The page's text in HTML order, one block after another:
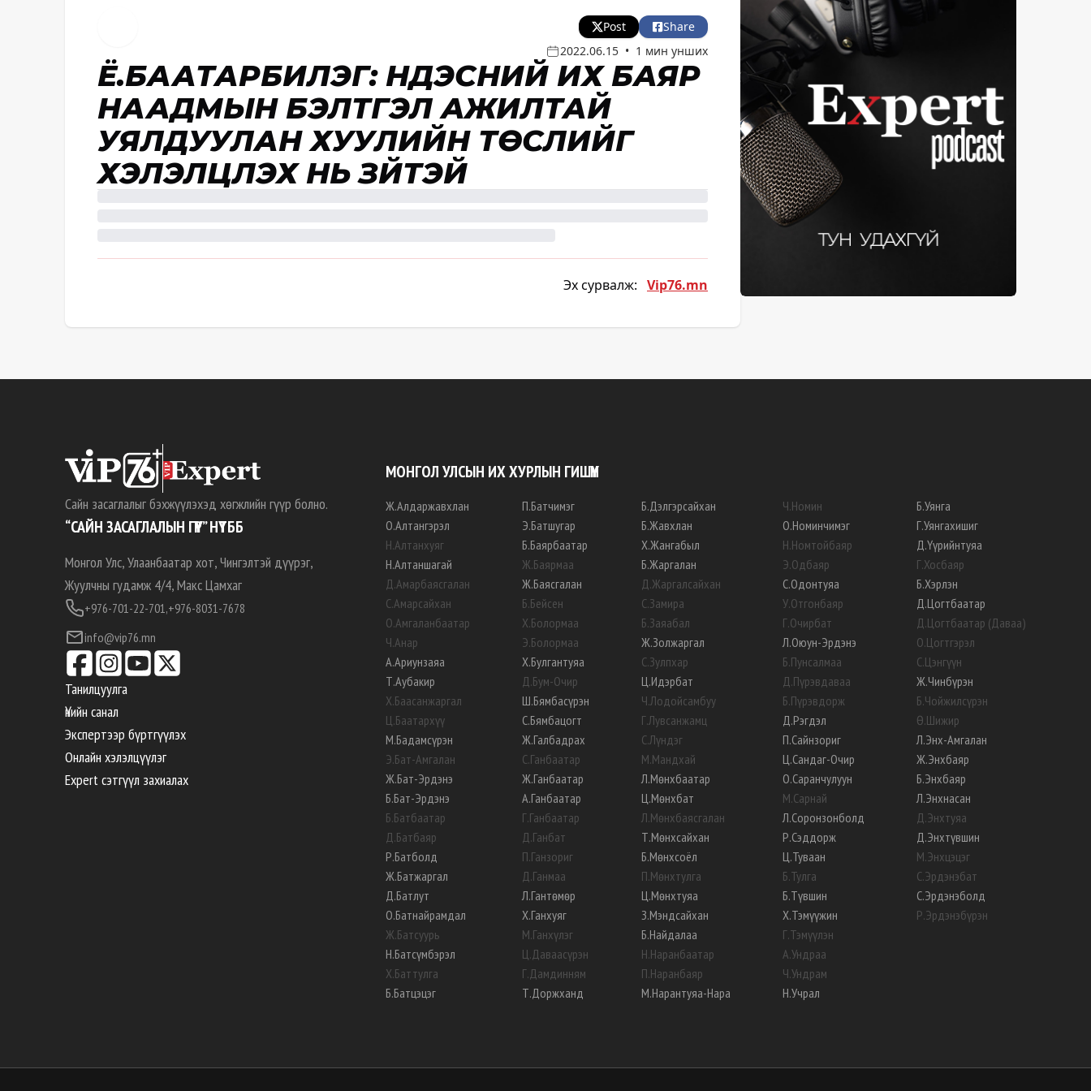
Post
Share
2022.06.15 • 1 мин унших
Ё.БААТАРБИЛЭГ: ҮНДЭСНИЙ ИХ БАЯР
НААДМЫН БЭЛТГЭЛ АЖИЛТАЙ
УЯЛДУУЛАН ХУУЛИЙН ТӨСЛИЙГ
ХЭЛЭЛЦҮҮЛЭХ НЬ ЗҮЙТЭЙ
Эх сурвалж: Vip76.mn
Сайн засаглалыг бэхжүүлэхэд хөгжлийн гүүр болно.
“САЙН ЗАСАГЛАЛЫН ГҮҮР” НҮТББ
Монгол Улс, Улаанбаатар хот, Чингэлтэй дүүрэг,
Жуулчны гудамж 4/4, Макс Цамхаг
+976-701-22-701,+976-8031-7678
info@vip76.mn
Танилцуулга
Үнийн санал
Экспертээр бүртгүүлэх
Онлайн хэлэлцүүлэг
Expert сэтгүүл захиалах
МОНГОЛ УЛСЫН ИХ ХУРЛЫН ГИШҮҮН
Ж.Алдаржавхлан
О.Алтангэрэл
Н.Алтанхуяг
Н.Алтаншагай
Д.Амарбаясгалан
С.Амарсайхан
О.Амгаланбаатар
Ч.Анар
А.Ариунзаяа
Т.Аубакир
Х.Баасанжаргал
Ц.Баатархүү
М.Бадамсүрэн
Э.Бат-Амгалан
Ж.Бат-Эрдэнэ
Б.Бат-Эрдэнэ
Б.Батбаатар
Д.Батбаяр
Р.Батболд
Ж.Батжаргал
Д.Батлут
О.Батнайрамдал
Ж.Батсуурь
Н.Батсүмбэрэл
Х.Баттулга
Б.Батцэцэг
П.Батчимэг
Э.Батшугар
Б.Баярбаатар
Ж.Баярмаа
Ж.Баясгалан
Б.Бейсен
Х.Болормаа
Э.Болормаа
Х.Булгантуяа
Д.Бум-Очир
Ш.Бямбасүрэн
С.Бямбацогт
Ж.Галбадрах
С.Ганбаатар
Ж.Ганбаатар
А.Ганбаатар
Г.Ганбаатар
Д.Ганбат
П.Ганзориг
Д.Ганмаа
Л.Гантөмөр
Х.Ганхуяг
М.Ганхүлэг
Ц.Даваасүрэн
Г.Дамдинням
Т.Доржханд
Б.Дэлгэрсайхан
Б.Жавхлан
Х.Жангабыл
Б.Жаргалан
Д.Жаргалсайхан
С.Замира
Б.Заяабал
Ж.Золжаргал
С.Зулпхар
Ц.Идэрбат
Ч.Лодойсамбуу
Г.Лувсанжамц
С.Лүндэг
М.Мандхай
Л.Мөнхбаатар
Ц.Мөнхбат
Л.Мөнхбаясгалан
Т.Мөнхсайхан
Б.Мөнхсоёл
П.Мөнхтулга
Ц.Мөнхтуяа
З.Мэндсайхан
Б.Найдалаа
Н.Наранбаатар
П.Наранбаяр
М.Нарантуяа-Нара
Ч.Номин
О.Номинчимэг
Н.Номтойбаяр
Э.Одбаяр
С.Одонтуяа
У.Отгонбаяр
Г.Очирбат
Л.Оюун-Эрдэнэ
Б.Пунсалмаа
Д.Пүрэвдаваа
Б.Пүрэвдорж
Д.Рэгдэл
П.Сайнзориг
Ц.Сандаг-Очир
О.Саранчулуун
М.Сарнай
Л.Соронзонболд
Р.Сэддорж
Ц.Туваан
Б.Тулга
Б.Түвшин
Х.Тэмүүжин
Г.Тэмүүлэн
А.Ундраа
Ч.Ундрам
Н.Учрал
Б.Уянга
Г.Уянгахишиг
Д.Үүрийнтуяа
Г.Хосбаяр
Б.Хэрлэн
Д.Цогтбаатар
Д.Цогтбаатар (Даваа)
О.Цогтгэрэл
С.Цэнгүүн
Ж.Чинбүрэн
Б.Чойжилсүрэн
Ө.Шижир
Л.Энх-Амгалан
Ж.Энхбаяр
Б.Энхбаяр
Л.Энхнасан
Д.Энхтуяа
Д.Энхтүвшин
М.Энхцэцэг
С.Эрдэнэбат
С.Эрдэнэболд
Р.Эрдэнэбүрэн